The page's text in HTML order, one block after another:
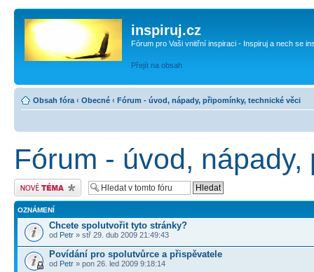
inspiruj.cz
Fórum pro Vaši vnitřní inspiraci - Inspiruj a nech se
Přejít na obsah
Obsah fóra ‹ Obecné ‹ Fórum - úvod, nápady, připomínky, technické věci
Fórum - úvod,
Odeslat nové téma
OZNÁMENÍ
Chcete spolutvořit tyto stránky?
od Petr » stř 29. dub 2009 21:49:43
Povídání pro spolutvůrce a přispěvatele
od Petr » pon 26. led 2009 9:18:14